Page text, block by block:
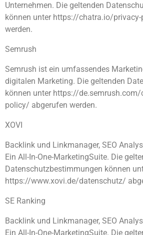
Unternehmen. Die geltenden
können unter https://chatra.io/
werden.
Semrush
Semrush ist ein umfassendes
digitalen Marketing. Die geltenden
können unter https://
policy/ abgerufen werden.
XOVI
Backlink und Linkmanager, SEO
Ein All-In-One-MarketingSuite. Die
Datenschutzbestimmungen können
https://www.xovi.de/datenschutz/
SE Ranking
Backlink und Linkmanager, SEO
Ein All-In-One-MarketingSuite. Die